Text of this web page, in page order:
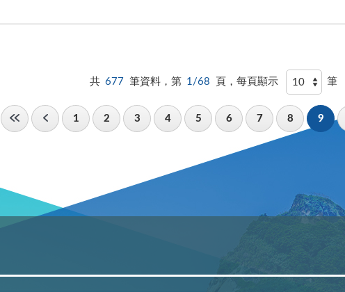
共 677 筆資料，第 1/68 頁，每頁顯示 筆
1 2 3 4 5 6 7 8 9